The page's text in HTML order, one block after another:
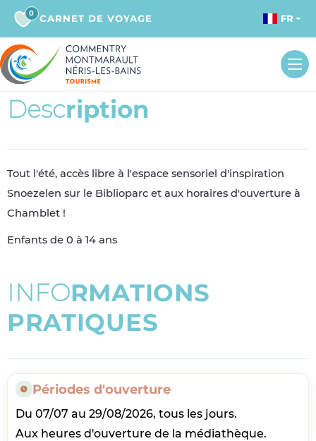
0 CARNET DE VOYAGE FR
Description
Tout l'été, accès libre à l'espace sensoriel d'inspiration
Snoezelen sur le Biblioparc et aux horaires d'ouverture à
Chamblet !
Enfants de 0 à 14 ans
INFORMATIONS
PRATIQUES
Périodes d'ouverture
Du 07/07 au 29/08/2026, tous les jours.
Aux heures d'ouverture de la médiathèque.